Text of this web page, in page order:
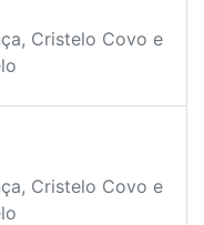
Cristelo Covo e
Cristelo Covo e